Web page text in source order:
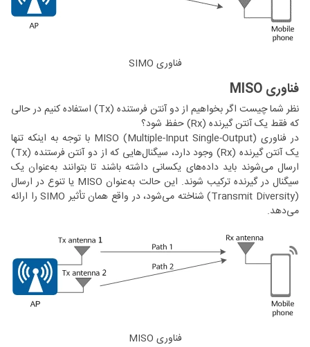
فناوری SIMO
فناوری MISO
نظر شما چیست اگر بخواهیم از دو آنتن فرستنده (Tx) استفاده کنیم در حالی
که فقط یک آنتن گیرنده (Rx) حفظ شود؟
در فناوری MISO (Multiple-Input Single-Output) با توجه به اینکه تنها
یک آنتن گیرنده (Rx) وجود دارد، سیگنال‌هایی که از دو آنتن فرستنده (Tx)
ارسال می‌شوند باید داده‌های یکسانی داشته باشند تا بتوانند به‌عنوان یک
سیگنال در گیرنده ترکیب شوند. این حالت به‌عنوان MISO یا تنوع در ارسال
(Transmit Diversity) شناخته می‌شود، در واقع همان تأثیر SIMO را ارائه
می‌دهد.
فناوری MISO